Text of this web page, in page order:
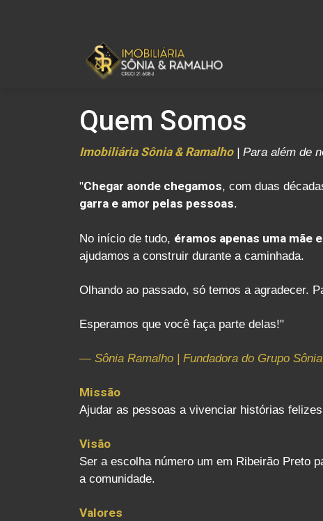
Quem Somos
Imobiliária Sônia & Ramalho| Para além de
"Chegar aonde chegamos, com duas
garra e amor pelas pessoas.
No início de tudo, éramos apenas uma mãe
ajudamos a construir durante a caminhada.
Olhando ao passado, só temos a agradecer.
Esperamos que você faça parte delas!"
— Sônia Ramalho | Fundadora do Grupo
Missão
Ajudar as pessoas a vivenciar histórias
Visão
Ser a escolha número um em Ribeirão Preto
a comunidade.
Valores